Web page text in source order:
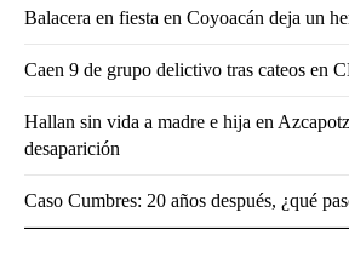
Balacera en fiesta en Coyoacán deja un
Caen 9 de grupo delictivo tras cateos en
Hallan sin vida a madre e hija en
desaparición
Caso Cumbres: 20 años después, ¿qué